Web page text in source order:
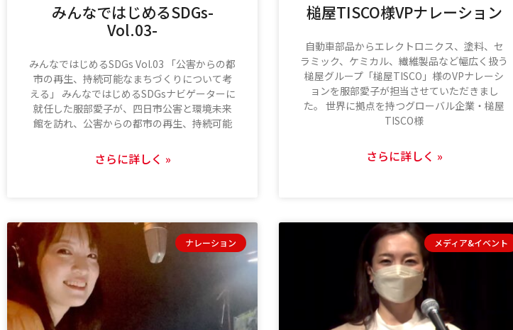
みんなではじめるSDGs-
Vol.03-
みんなではじめるSDGs Vol.03 「公害からの都
市の再生、持続可能なまちづくりについて考
える」 みんなではじめるSDGsナビゲーターに
就任した服部愛子が、四日市公害と環境未来
館を訪れ、公害からの都市の再生、持続可能
さらに詳しく »
槌屋TISCO様VPナレーション
自動車部品からエレクトロニクス、塗料、セ
ラミック、ケミカル、繊維製品など幅広く扱う
槌屋グループ「槌屋TISCO」様のVPナレーシ
ョンを服部愛子が担当させていただきまし
た。 世界に拠点を持つグローバル企業・槌屋
TISCO様
さらに詳しく »
ナレーション メディア&イベント